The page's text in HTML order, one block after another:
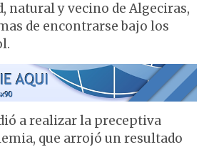
natural y vecino de Algeciras,
de encontrarse bajo los
a realizar la preceptiva
que arrojó un resultado